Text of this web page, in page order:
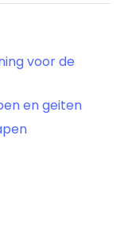
voor de
en geiten